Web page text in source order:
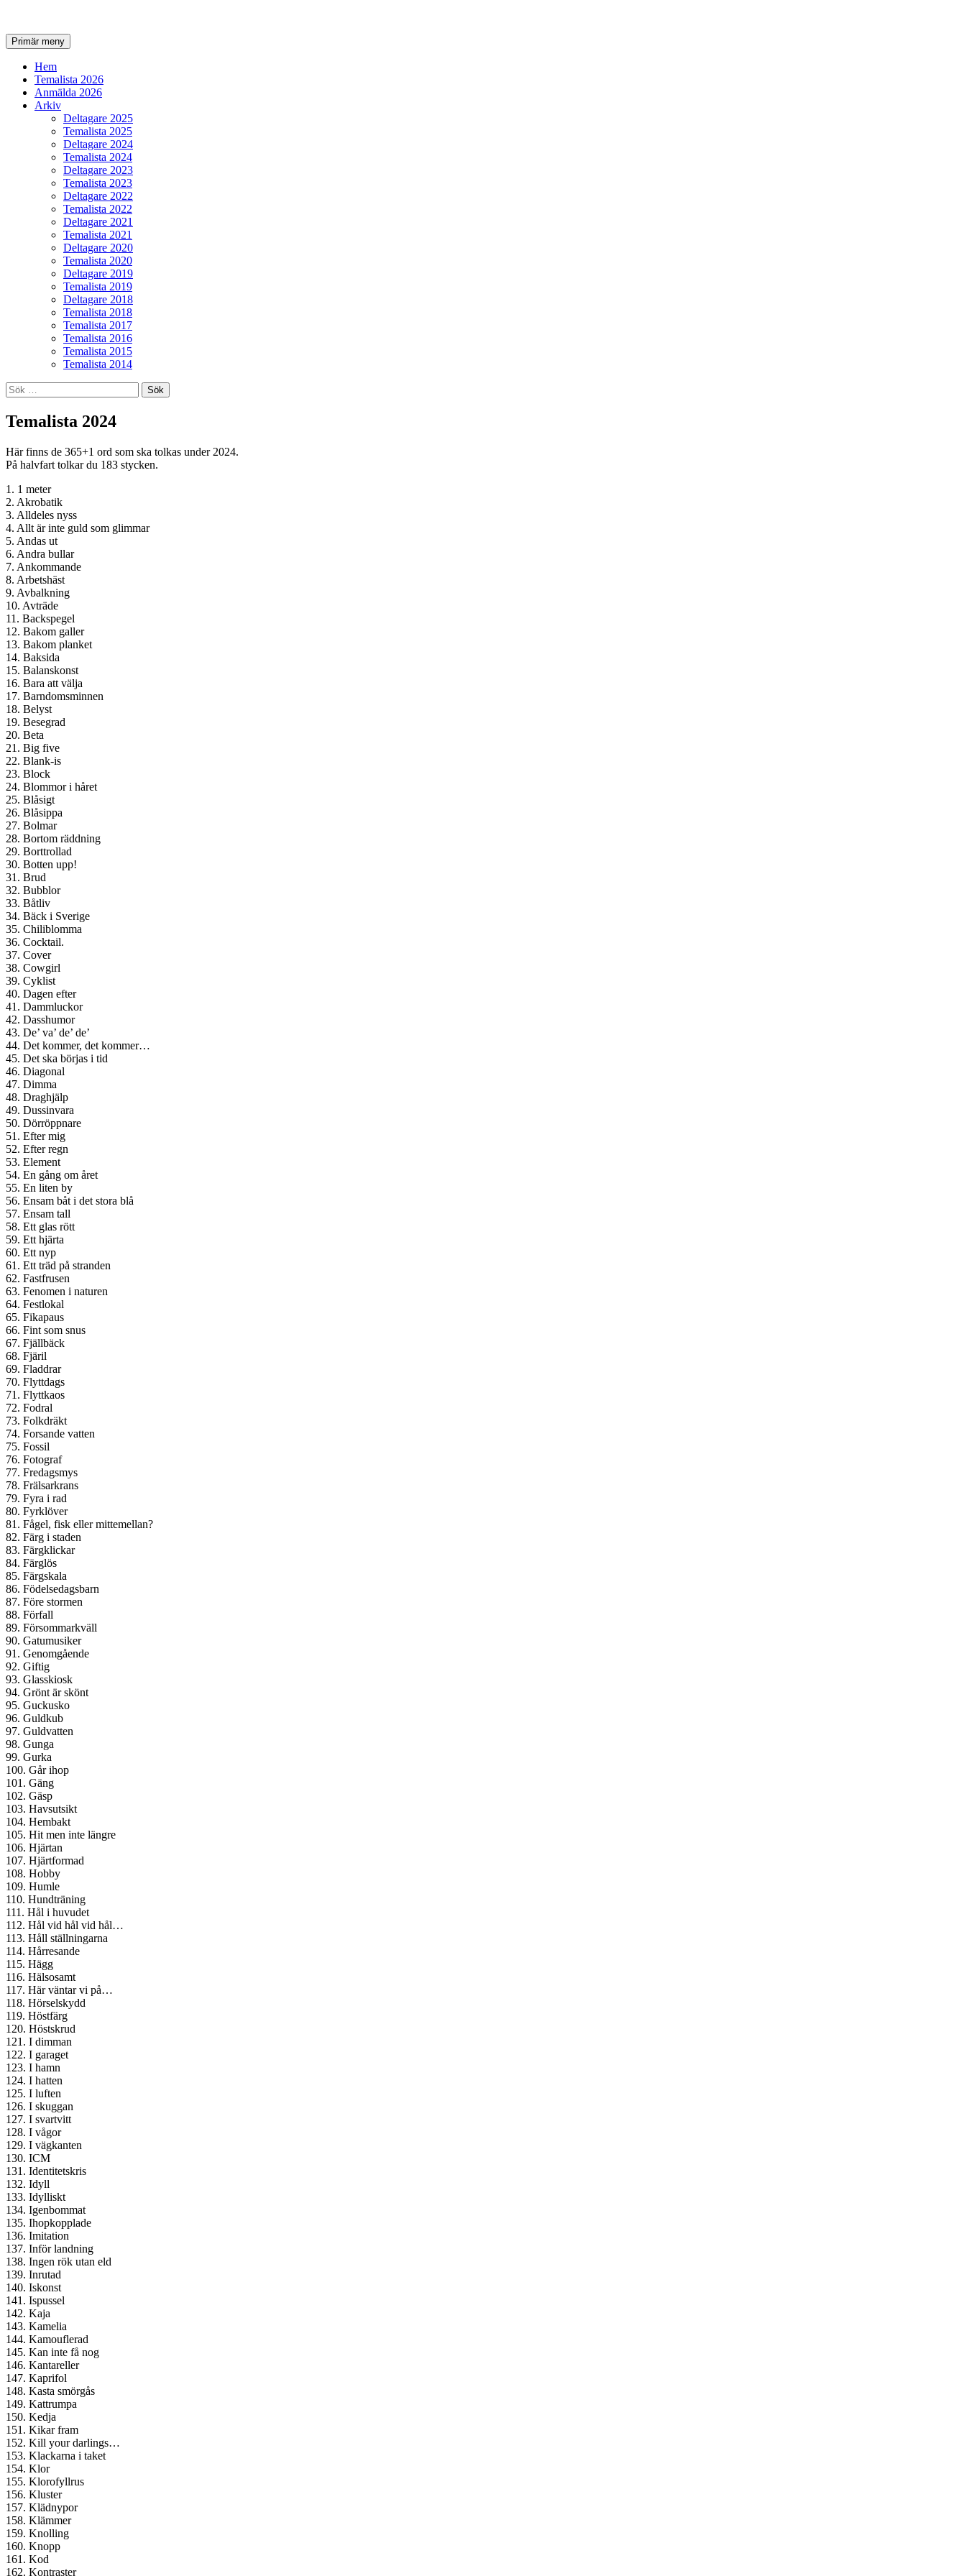
SökPrimär meny Gå
till
Hem
Temalista 2026
Anmälda 2026
Arkiv
Deltagare 2025
Temalista 2025
Deltagare 2024
Temalista 2024
Deltagare 2023
Temalista 2023
Deltagare 2022
Temalista 2022
Deltagare 2021
Temalista 2021
Deltagare 2020
Temalista 2020
Deltagare 2019
Temalista 2019
Deltagare 2018
Temalista 2018
Temalista 2017
Temalista 2016
Temalista 2015
Temalista 2014
Sök
efter:
Temalista 2024
Här finns de 365+1 ord som ska tolkas under 2024.
På halvfart tolkar du 183 stycken.
1. 1 meter
2. Akrobatik
3. Alldeles nyss
4. Allt är inte guld som glimmar
5. Andas ut
6. Andra bullar
7. Ankommande
8. Arbetshäst
9. Avbalkning
10. Avträde
11. Backspegel
12. Bakom galler
13. Bakom planket
14. Baksida
15. Balanskonst
16. Bara att välja
17. Barndomsminnen
18. Belyst
19. Besegrad
20. Beta
21. Big five
22. Blank-is
23. Block
24. Blommor i håret
25. Blåsigt
26. Blåsippa
27. Bolmar
28. Bortom räddning
29. Borttrollad
30. Botten upp!
31. Brud
32. Bubblor
33. Båtliv
34. Bäck i Sverige
35. Chiliblomma
36. Cocktail.
37. Cover
38. Cowgirl
39. Cyklist
40. Dagen efter
41. Dammluckor
42. Dasshumor
43. De’ va’ de’ de’
44. Det kommer, det kommer…
45. Det ska börjas i tid
46. Diagonal
47. Dimma
48. Draghjälp
49. Dussinvara
50. Dörröppnare
51. Efter mig
52. Efter regn
53. Element
54. En gång om året
55. En liten by
56. Ensam båt i det stora blå
57. Ensam tall
58. Ett glas rött
59. Ett hjärta
60. Ett nyp
61. Ett träd på stranden
62. Fastfrusen
63. Fenomen i naturen
64. Festlokal
65. Fikapaus
66. Fint som snus
67. Fjällbäck
68. Fjäril
69. Fladdrar
70. Flyttdags
71. Flyttkaos
72. Fodral
73. Folkdräkt
74. Forsande vatten
75. Fossil
76. Fotograf
77. Fredagsmys
78. Frälsarkrans
79. Fyra i rad
80. Fyrklöver
81. Fågel, fisk eller mittemellan?
82. Färg i staden
83. Färgklickar
84. Färglös
85. Färgskala
86. Födelsedagsbarn
87. Före stormen
88. Förfall
89. Försommarkväll
90. Gatumusiker
91. Genomgående
92. Giftig
93. Glasskiosk
94. Grönt är skönt
95. Guckusko
96. Guldkub
97. Guldvatten
98. Gunga
99. Gurka
100. Går ihop
101. Gäng
102. Gäsp
103. Havsutsikt
104. Hembakt
105. Hit men inte längre
106. Hjärtan
107. Hjärtformad
108. Hobby
109. Humle
110. Hundträning
111. Hål i huvudet
112. Hål vid hål vid hål…
113. Håll ställningarna
114. Hårresande
115. Hägg
116. Hälsosamt
117. Här väntar vi på…
118. Hörselskydd
119. Höstfärg
120. Höstskrud
121. I dimman
122. I garaget
123. I hamn
124. I hatten
125. I luften
126. I skuggan
127. I svartvitt
128. I vågor
129. I vägkanten
130. ICM
131. Identitetskris
132. Idyll
133. Idylliskt
134. Igenbommat
135. Ihopkopplade
136. Imitation
137. Inför landning
138. Ingen rök utan eld
139. Inrutad
140. Iskonst
141. Ispussel
142. Kaja
143. Kamelia
144. Kamouflerad
145. Kan inte få nog
146. Kantareller
147. Kaprifol
148. Kasta smörgås
149. Kattrumpa
150. Kedja
151. Kikar fram
152. Kill your darlings…
153. Klackarna i taket
154. Klor
155. Klorofyllrus
156. Kluster
157. Klädnypor
158. Klämmer
159. Knolling
160. Knopp
161. Kod
162. Kontraster